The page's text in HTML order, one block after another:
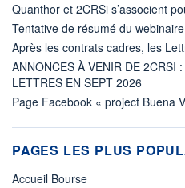
Quanthor et 2CRSi s’associent
Tentative de résumé du
Après les contrats cadres, les
ANNONCES À VENIR DE 2CRSI
LETTRES EN SEPT 2026
Page Facebook « project Buena
PAGES LES PLUS
Accueil Bourse